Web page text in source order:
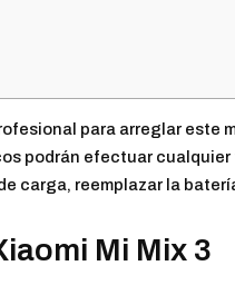
para arreglar este
podrán efectuar
carga, reemplazar la
Mi Mix 3